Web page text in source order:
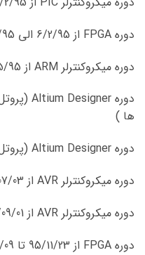
دوره FPGA از 6/2/95 الی 31/5/95 شیفت عصر (خانم ها)
دوره میکروکنترلر ARM از 11/5/95 الی 4/8/95
ها )
دوره Altium Designer (پروتل) 5/8/95 تا 29/8/95
دوره میکروکنترلر AVR از 95/07/03 لغایت 95/10/14 (خانم ها)
دوره میکروکنترلر AVR از 95/09/01 تا 95/11/20
دوره FPGA از 95/11/23 تا 96/03/09